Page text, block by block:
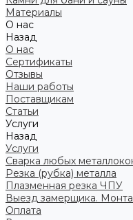
Материалы
О нас
Назад
О нас
Сертификаты
Отзывы
Наши работы
Поставщикам
Статьи
Услуги
Назад
Услуги
Сварка любых
Резка (рубка) металла
Плазменная резка ЧПУ
Выезд замерщика.
Оплата